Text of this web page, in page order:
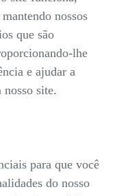
nossos
que são
lhe
e ajudar a
nosso site.
para que você
do nosso